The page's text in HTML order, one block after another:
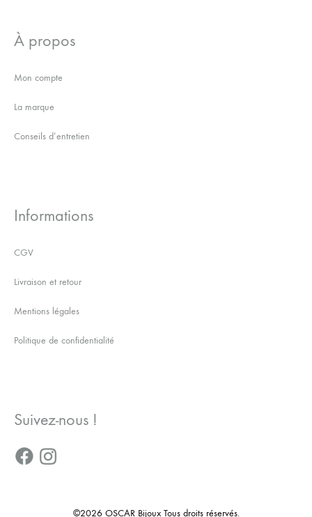
À propos
Mon compte
La marque
Conseils d’entretien
Informations
CGV
Livraison et retour
Mentions légales
Politique de confidentialité
Suivez-nous !
©2026 OSCAR Bijoux Tous droits réservés.